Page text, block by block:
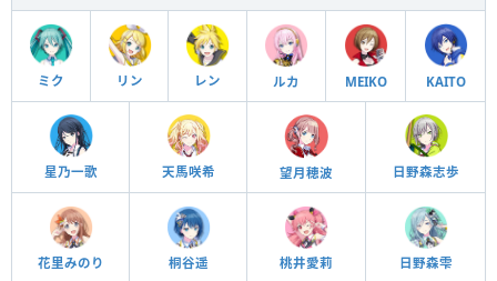
ミク リン レン ルカ MEIKO KAITO
星乃一歌 天馬咲希 望月穂波 日野森志歩
花里みのり 桐谷遥 桃井愛莉 日野森雫